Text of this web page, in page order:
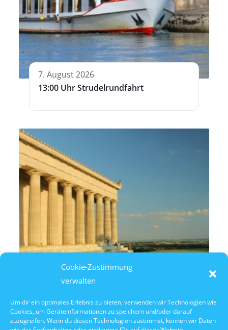
Cookie-Zustimmung
verwalten
Um dir ein optimales Erlebnis zu bieten, verwenden wir Technologien wie
Cookies, um Geräteinformationen zu speichern und/oder darauf
zuzugreifen. Wenn du diesen Technologien zustimmst, können wir Daten
7. August 2026
13:00 Uhr Strudelrundfahrt
7. August 2026